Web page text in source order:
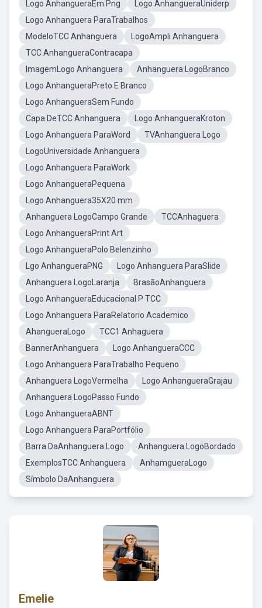
Logo AnhangueraEm Png
Logo AnhangueraUniderp
Logo Anhanguera ParaTrabalhos
ModeloTCC Anhanguera
LogoAmpli Anhanguera
TCC AnhangueraContracapa
ImagemLogo Anhanguera
Anhanguera LogoBranco
Logo AnhangueraPreto E Branco
Logo AnhangueraSem Fundo
Capa DeTCC Anhanguera
Logo AnhangueraKroton
Logo Anhanguera ParaWord
TVAnhanguera Logo
LogoUniversidade Anhanguera
Logo Anhanguera ParaWork
Logo AnhangueraPequena
Logo Anhanguera35X20 mm
Anhanguera LogoCampo Grande
TCCAnhaguera
Logo AnhangueraPrint Art
Logo AnhangueraPolo Belenzinho
Lgo AnhangueraPNG
Logo Anhanguera ParaSlide
Anhanguera LogoLaranja
BrasãoAnhanguera
Logo AnhangueraEducacional P TCC
Logo Anhanguera ParaRelatorio Academico
AhangueraLogo
TCC1 Anhaguera
BannerAnhanguera
Logo AnhangueraCCC
Logo Anhanguera ParaTrabalho Pequeno
Anhanguera LogoVermelha
Logo AnhangueraGrajau
Anhanguera LogoPasso Fundo
Logo AnhangueraABNT
Logo Anhanguera ParaPortfólio
Barra DaAnhanguera Logo
Anhanguera LogoBordado
ExemplosTCC Anhanguera
AnhamgueraLogo
Símbolo DaAnhanguera
Emelie